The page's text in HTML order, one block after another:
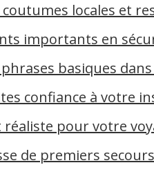
locales et
importants en
basiques
confiance à votre
pour votre
de premiers